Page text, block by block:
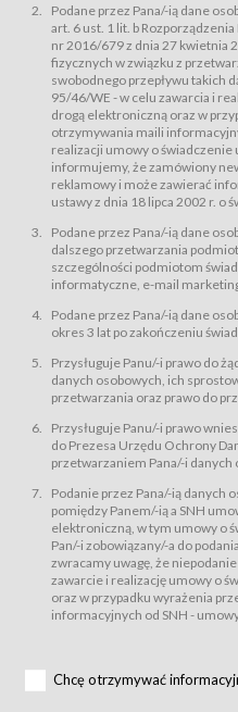
Sklep – sklep internetowy
Regulamin – niniejszy regulamin.
§ 2
Postanowienia ogólne
Regulamin określa zasady:
świadczenia Usługobiorcom
zastrzeżeniem usług, o
zasady świadczenia
przetwarzania przez
będących osobami fizycznymi.
świadczy Usługi drogą
2002 r. o świadczeniu usług drogą
1204, z późń. zm.). Usługi
usługę przeglądania i
zamieszczanych w Serwisie,
usługę utrzymywania konta
usługę newsletter,
usługę zawierania na
usługę zawierania na
dnia 18 lipca 2002 r. o
r., Nr 144, poz. 1204, z późń. zm.).
Na zasadach określonych w
Usługobiorca przed rozpoczęciem
zapoznać się z Regulaminem.
usługi newsletter za
zamieszczonego na stronach
Usługobiorców wymaga
Usługobiorca zobowiązany jest
od chwili rozpoczęcia korzystania z
Regulamin jest udostępniony
Warunki techniczne korzystania z
Podane przez Pana/-ią dane
art. 6 ust. 1 lit. b
nr 2016/679 z dnia 27 kwietnia
fizycznych w związku z
swobodnego przepływu takich
95/46/WE - w celu zawarcia i
drogą elektroniczną oraz w
otrzymywania maili
realizacji umowy o
informujemy, że zamówiony
reklamowy i może zawierać
ustawy z dnia 18 lipca 2002 r. o
Podane przez Pana/-ią dane
dalszego przetwarzania
szczególności podmiotom
informatyczne, e-mail
Podane przez Pana/-ią dane
okres 3 lat po zakończeniu
Przysługuje Panu/-i prawo do
danych osobowych, ich
przetwarzania oraz prawo do
Przysługuje Panu/-i prawo
do Prezesa Urzędu Ochrony
przetwarzaniem Pana/-i danych
Podanie przez Pana/-ią danych
pomiędzy Panem/-ią a SNH
elektroniczną, w tym umowy o
Pan/-i zobowiązany/-a do
zwracamy uwagę, że
zawarcie i realizację umowy o
oraz w przypadku wyrażenia
informacyjnych od SNH -
Chcę otrzymywać